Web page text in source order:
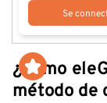
¿Cómo
método de
Se